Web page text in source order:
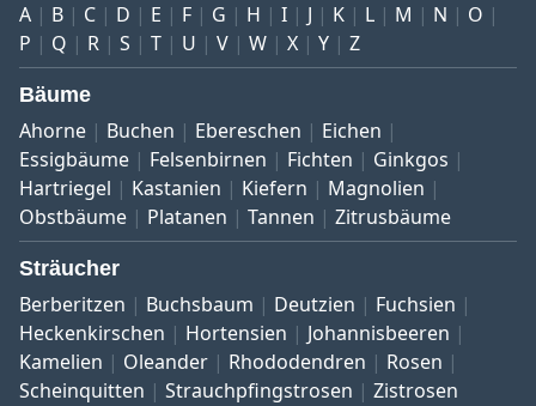
A B C D E F G H I J K L M N
O
P
Q R S T U V W X Y Z
Bäume
Ahorne Buchen Ebereschen
Eichen
Essigbäume
Felsenbirnen Fichten
Ginkgos
Hartriegel
Kastanien Kiefern
Magnolien
Obstbäume
Platanen Tannen Zitrusbäume
Sträucher
Berberitzen Buchsbaum Deutzien
Fuchsien
Heckenkirschen
Hortensien
Johannisbeeren
Kamelien
Oleander Rhododendren
Rosen
Scheinquitten
Strauchpfingstrosen Zistrosen